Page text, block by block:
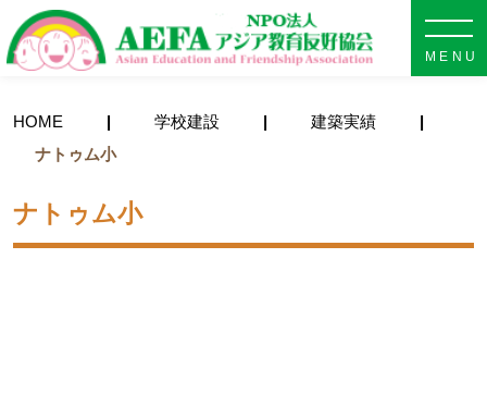
HOME 学校建設
建築実績
ナトゥム小
ナトゥム小